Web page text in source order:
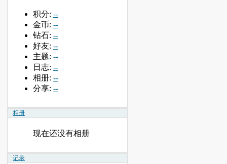
积分: --
金币: --
钻石: --
好友: --
主题: --
日志: --
相册: --
分享: --
相册
现在还没有相册
记录